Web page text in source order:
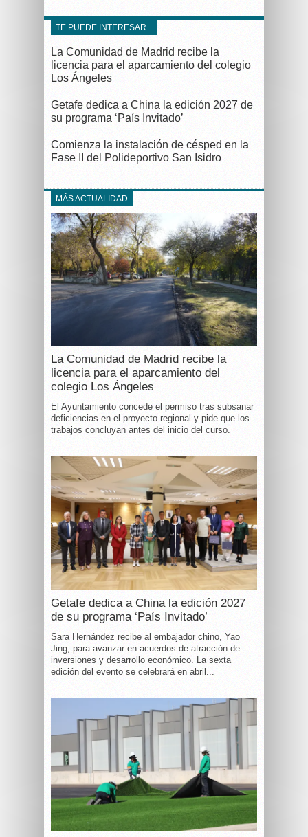
TE PUEDE INTERESAR...
La Comunidad de Madrid recibe la
licencia para el aparcamiento del colegio
Los Ángeles
Getafe dedica a China la edición 2027 de
su programa ‘País Invitado’
Comienza la instalación de césped en la
Fase II del Polideportivo San Isidro
MÁS ACTUALIDAD
La Comunidad de Madrid recibe la
licencia para el aparcamiento del
colegio Los Ángeles
El Ayuntamiento concede el permiso tras subsanar
deficiencias en el proyecto regional y pide que los
trabajos concluyan antes del inicio del curso.
Getafe dedica a China la edición 2027
de su programa ‘País Invitado’
Sara Hernández recibe al embajador chino, Yao
Jing, para avanzar en acuerdos de atracción de
inversiones y desarrollo económico. La sexta
edición del evento se celebrará en abril...